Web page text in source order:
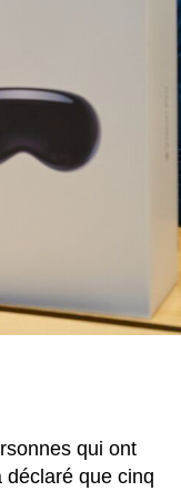
qui ont
déclaré que cinq